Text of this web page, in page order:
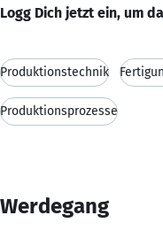
Logg Dich jetzt ein, um
Produktionstechnik
Produktionsprozesse
Werdegang